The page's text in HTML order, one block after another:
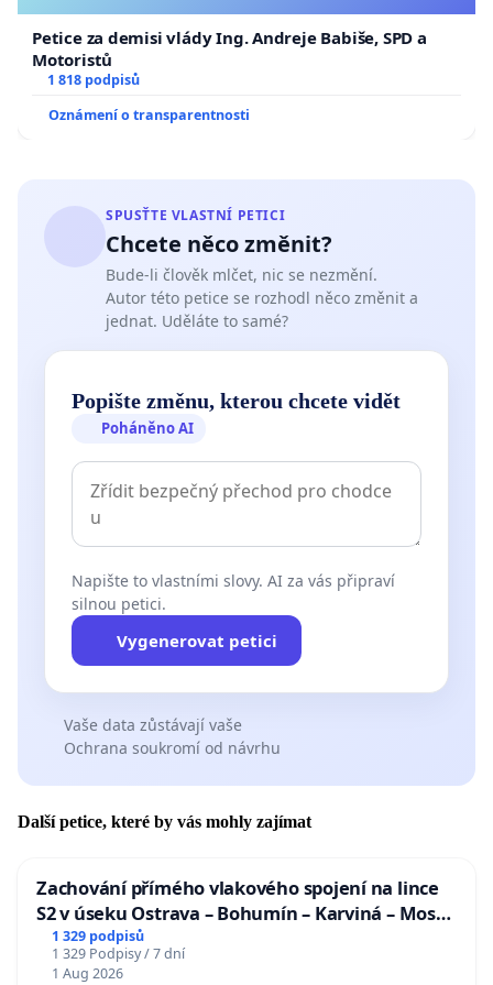
Petice za demisi vlády Ing. Andreje Babiše, SPD a
Motoristů
1 818 podpisů
Oznámení o transparentnosti
SPUSŤTE VLASTNÍ PETICI
Chcete něco změnit?
Bude-li člověk mlčet, nic se nezmění.
Autor této petice se rozhodl něco změnit a
jednat. Uděláte to samé?
Popište změnu, kterou chcete vidět
Poháněno AI
Napište to vlastními slovy. AI za vás připraví
silnou petici.
Vygenerovat petici
Vaše data zůstávají vaše
Ochrana soukromí od návrhu
Další petice, které by vás mohly zajímat
Zachování přímého vlakového spojení na lince
S2 v úseku Ostrava – Bohumín – Karviná – Mosty
u Jablunkova
1 329 podpisů
1 329 Podpisy / 7 dní
1 Aug 2026